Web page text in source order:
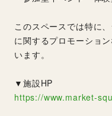
このスペースでは特に
に関するプロモーショ
います。
▼施設HP
https://www.market-